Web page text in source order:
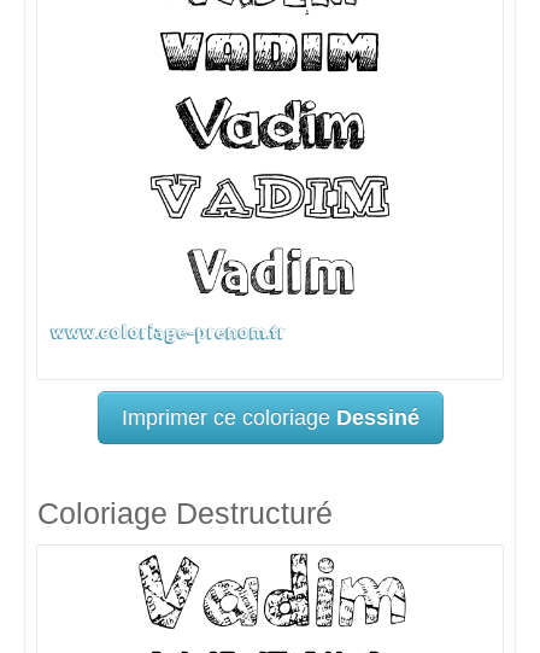
Imprimer ce coloriage Dessiné
Coloriage Destructuré